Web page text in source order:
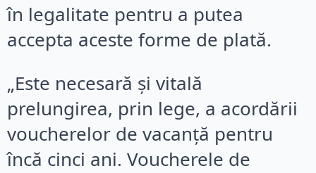
în legalitate pentru a putea
accepta aceste forme de plată.
„Este necesară și vitală
prelungirea, prin lege, a acordării
voucherelor de vacanță pentru
încă cinci ani. Voucherele de